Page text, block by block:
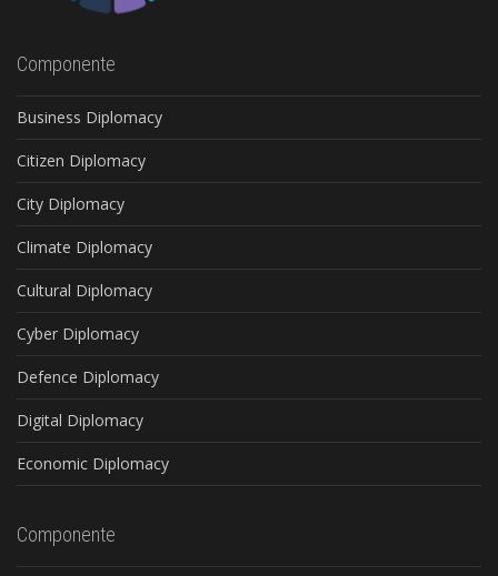
Componente
Business Diplomacy
Citizen Diplomacy
City Diplomacy
Climate Diplomacy
Cultural Diplomacy
Cyber Diplomacy
Defence Diplomacy
Digital Diplomacy
Economic Diplomacy
Componente